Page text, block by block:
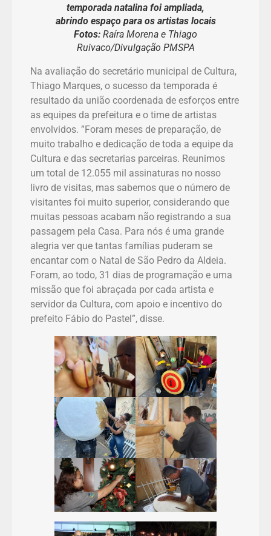
temporada natalina foi ampliada,
abrindo espaço para os artistas locais
Fotos: Raíra Morena e Thiago
Ruivaco/Divulgação PMSPA
Na avaliação do secretário municipal de Cultura,
Thiago Marques, o sucesso da temporada é
resultado da união coordenada de esforços entre
as equipes da prefeitura e o time de artistas
envolvidos. ”Foram meses de preparação, de
muito trabalho e dedicação de toda a equipe da
Cultura e das secretarias parceiras. Reunimos
um total de 12.055 mil assinaturas no nosso
livro de visitas, mas sabemos que o número de
visitantes foi muito superior, considerando que
muitas pessoas acabam não registrando a sua
passagem pela Casa. Para nós é uma grande
alegria ver que tantas famílias puderam se
encantar com o Natal de São Pedro da Aldeia.
Foram, ao todo, 31 dias de programação e uma
missão que foi abraçada por cada artista e
servidor da Cultura, com apoio e incentivo do
prefeito Fábio do Pastel”, disse.